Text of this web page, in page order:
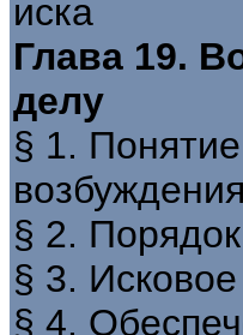
иска
Глава 19.
делу
§ 1.
§ 2.
§ 3.
§ 4.